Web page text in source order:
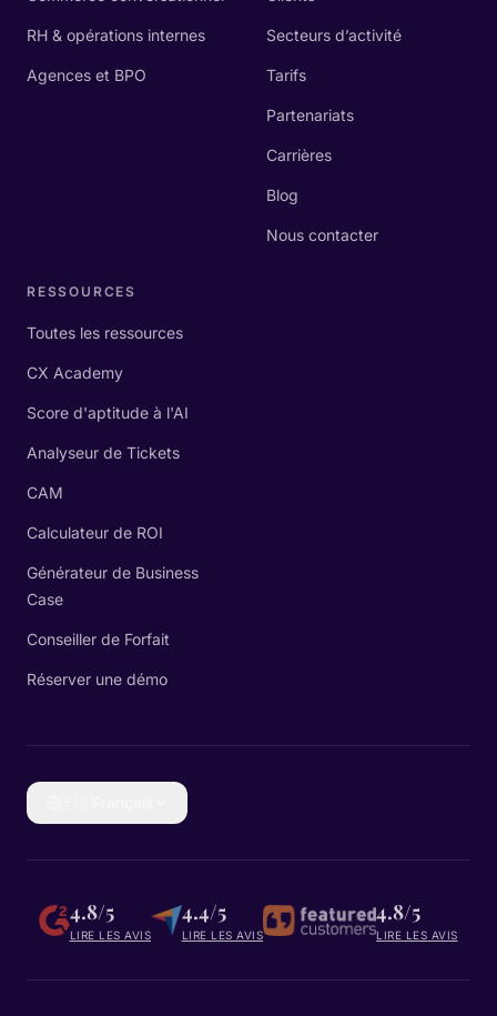
RH & opérations internes
Agences et BPO
Secteurs d’activité
Tarifs
Partenariats
Carrières
Blog
Nous contacter
RESSOURCES
Toutes les ressources
CX Academy
Score d'aptitude à l'AI
Analyseur de Tickets
CAM
Calculateur de ROI
Générateur de Business
Case
Conseiller de Forfait
Réserver une démo
4.8/5
LIRE LES AVIS
4.4/5
LIRE LES AVIS
4.8/5
LIRE LES AVIS